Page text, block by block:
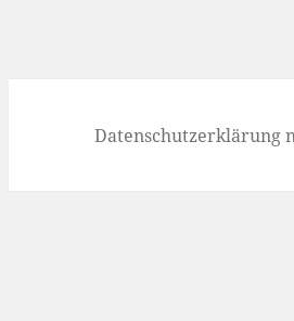
Datenschutzerklärung